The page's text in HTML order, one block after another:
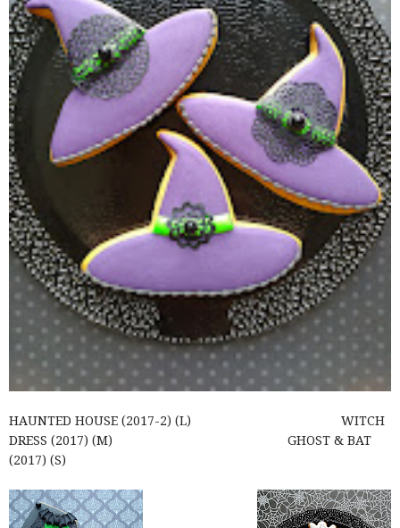
HAUNTED HOUSE (2017-2) (L) WITCH
DRESS (2017) (M) GHOST & BAT
(2017) (S)